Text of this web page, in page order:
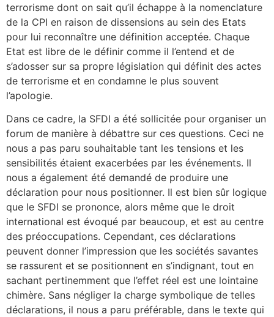
terrorisme dont on sait qu’il échappe à la nomenclature
de la CPI en raison de dissensions au sein des Etats
pour lui reconnaître une définition acceptée. Chaque
Etat est libre de le définir comme il l’entend et de
s’adosser sur sa propre législation qui définit des actes
de terrorisme et en condamne le plus souvent
l’apologie.
Dans ce cadre, la SFDI a été sollicitée pour organiser un
forum de manière à débattre sur ces questions. Ceci ne
nous a pas paru souhaitable tant les tensions et les
sensibilités étaient exacerbées par les événements. Il
nous a également été demandé de produire une
déclaration pour nous positionner. Il est bien sûr logique
que le SFDI se prononce, alors même que le droit
international est évoqué par beaucoup, et est au centre
des préoccupations. Cependant, ces déclarations
peuvent donner l’impression que les sociétés savantes
se rassurent et se positionnent en s’indignant, tout en
sachant pertinemment que l’effet réel est une lointaine
chimère. Sans négliger la charge symbolique de telles
déclarations, il nous a paru préférable, dans le texte qui